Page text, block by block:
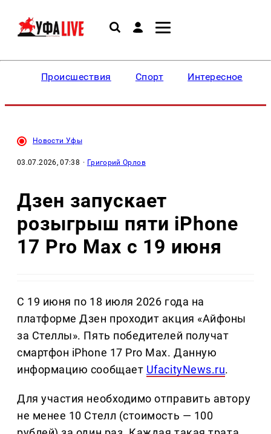
Происшествия Спорт Интересное
Новости Уфы
03.07.2026, 07:38 · Григорий Орлов
Дзен запускает
розыгрыш пяти iPhone
17 Pro Max с 19 июня
С 19 июня по 18 июля 2026 года на
платформе Дзен проходит акция «Айфоны
за Стеллы». Пять победителей получат
смартфон iPhone 17 Pro Max. Данную
информацию сообщает UfacityNews.ru.
Для участия необходимо отправить автору
не менее 10 Стелл (стоимость — 100